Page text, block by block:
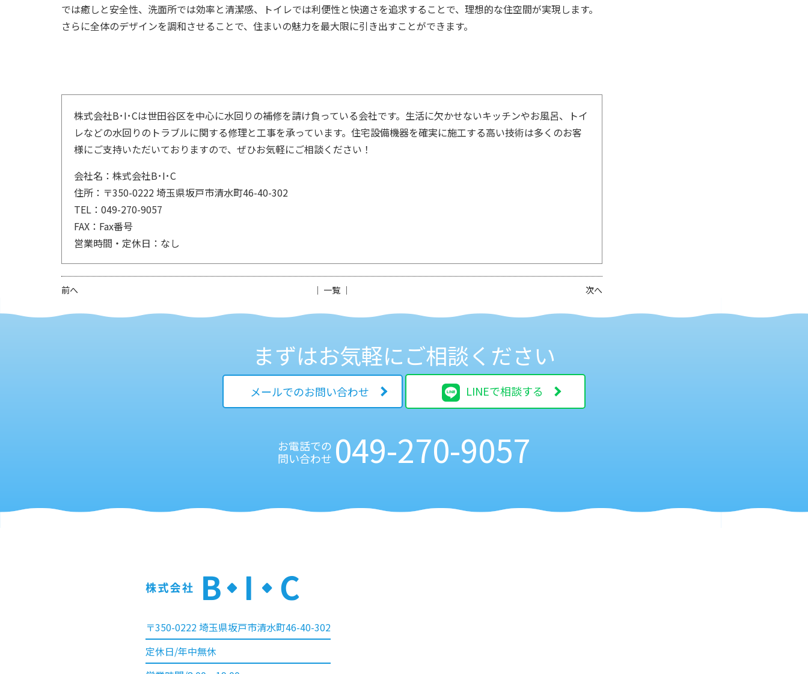
では癒しと安全性、洗面所では効率と清潔感、トイレでは利便性と快適さを追求することで、理想的な住空間が実現します。
さらに全体のデザインを調和させることで、住まいの魅力を最大限に引き出すことができます。
株式会社B･I･Cは世田谷区を中心に水回りの補修を請け負っている会社です。生活に欠かせないキッチンやお風呂、トイ
レなどの水回りのトラブルに関する修理と工事を承っています。住宅設備機器を確実に施工する高い技術は多くのお客
様にご支持いただいておりますので、ぜひお気軽にご相談ください！
会社名：株式会社B･I･C
住所：〒350-0222 埼玉県坂戸市清水町46-40-302
TEL：049-270-9057
FAX：Fax番号
営業時間・定休日：なし
前へ 次へ
│ 一覧 │
まずはお気軽にご相談ください
メールでのお問い合わせ LINEで相談する
お電話での
問い合わせ 049-270-9057
〒350-0222 埼玉県坂戸市清水町46-40-302
定休日/年中無休